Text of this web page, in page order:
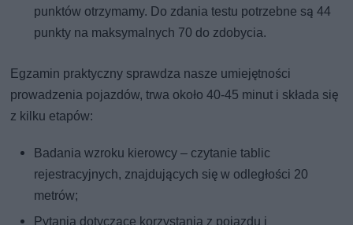
punktów otrzymamy. Do zdania testu potrzebne są 44
punkty na maksymalnych 70 do zdobycia.
Egzamin praktyczny sprawdza nasze umiejętności
prowadzenia pojazdów, trwa około 40-45 minut i składa się
z kilku etapów:
Badania wzroku kierowcy – czytanie tablic
rejestracyjnych, znajdujących się w odległości 20
metrów;
Pytania dotyczące korzystania z pojazdu i